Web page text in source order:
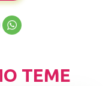
ТЕМЕ